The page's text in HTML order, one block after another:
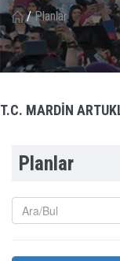
/ Planlar
T.C. MARDİN
Planlar